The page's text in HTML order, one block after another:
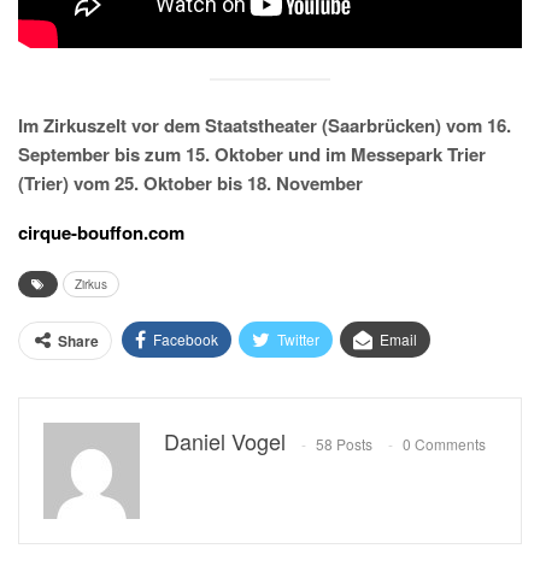
Im Zirkuszelt vor dem Staatstheater (Saarbrücken) vom 16.
September bis zum 15. Oktober und im Messepark Trier
(Trier) vom 25. Oktober bis 18. November
cirque-bouffon.com
Zirkus
Share Facebook Twitter Email
Daniel Vogel 58 Posts 0 Comments